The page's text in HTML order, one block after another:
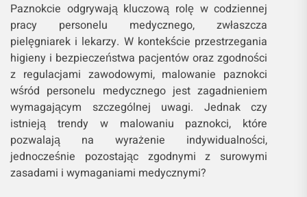
Paznokcie odgrywają kluczową rolę w codziennej
pracy personelu medycznego, zwłaszcza
pielęgniarek i lekarzy. W kontekście przestrzegania
higieny i bezpieczeństwa pacjentów oraz zgodności
z regulacjami zawodowymi, malowanie paznokci
wśród personelu medycznego jest zagadnieniem
wymagającym szczególnej uwagi. Jednak czy
istnieją trendy w malowaniu paznokci, które
pozwalają na wyrażenie indywidualności,
jednocześnie pozostając zgodnymi z surowymi
zasadami i wymaganiami medycznymi?